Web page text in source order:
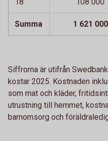
Summa 1 621 000
Siffrorna är utifrån
kostar 2025. Kostnaden
som mat och kläder,
utrustning till hemmet,
barnomsorg och